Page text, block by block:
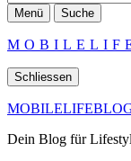
Menü Suche
Schliessen
Dein Blog für